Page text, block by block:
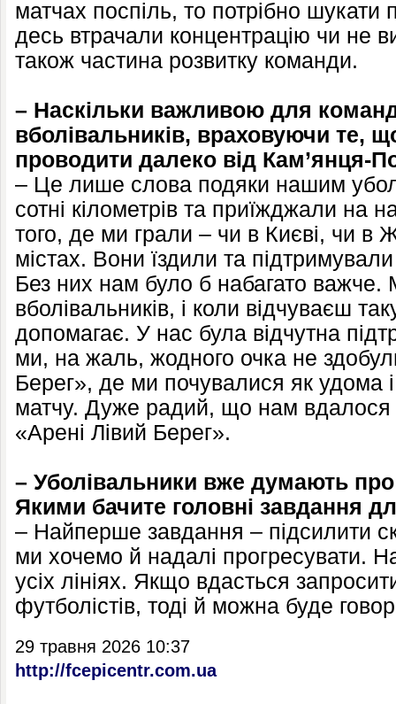
матчах поспіль, то потрібно
десь втрачали концентрацію чи не
також частина розвитку команди.
– Наскільки важливою для
вболівальників, враховуючи те,
проводити далеко від Кам’янця-
– Це лише слова подяки нашим
сотні кілометрів та приїжджали на
того, де ми грали – чи в Києві, чи в
містах. Вони їздили та
Без них нам було б набагато
вболівальників, і коли відчуваєш
допомагає. У нас була відчутна
ми, на жаль, жодного очка не
Берег», де ми почувалися як удома
матчу. Дуже радий, що нам вдалося
«Арені Лівий Берег».
– Уболівальники вже думають
Якими бачите головні завдання
– Найперше завдання – підсилити
ми хочемо й надалі прогресувати.
усіх лініях. Якщо вдасться
футболістів, тоді й можна буде
29 травня 2026 10:37
http://fcepicentr.com.ua